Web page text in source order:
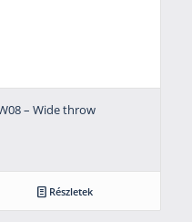
– Wide throw
Részletek